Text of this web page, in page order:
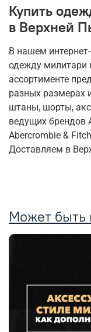
Купить
в Верхней
В нашем
одежду милитари
ассортименте
разных размерах
штаны, шорты,
ведущих брендов
Abercrombie &
Доставляем в
Может быть